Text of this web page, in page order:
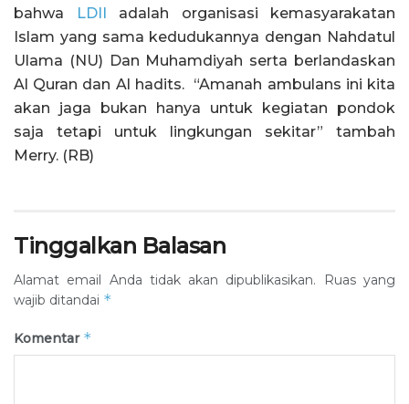
bahwa
LDII
adalah organisasi kemasyarakatan
Islam yang sama kedudukannya dengan Nahdatul
Ulama (NU) Dan Muhamdiyah serta berlandaskan
Al Quran dan Al hadits. “Amanah ambulans ini kita
akan jaga bukan hanya untuk kegiatan pondok
saja tetapi untuk lingkungan sekitar” tambah
Merry. (RB)
Tinggalkan Balasan
Alamat email Anda tidak akan dipublikasikan.
Ruas yang
wajib ditandai *
Komentar *